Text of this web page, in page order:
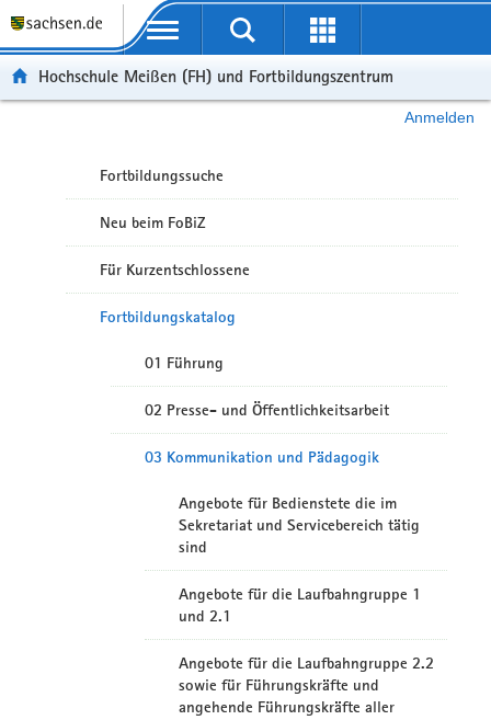
Portalübergreifende Navigation
Hochschule Meißen (FH) und Fortbildungszentrum
Anmelden
Fortbildungssuche
Neu beim FoBiZ
Für Kurzentschlossene
Fortbildungskatalog
01 Führung
02 Presse- und Öffentlichkeitsarbeit
03 Kommunikation und Pädagogik
Angebote für Bedienstete die im
Sekretariat und Servicebereich tätig
sind
Angebote für die Laufbahngruppe 1
und 2.1
Angebote für die Laufbahngruppe 2.2
sowie für Führungskräfte und
angehende Führungskräfte aller